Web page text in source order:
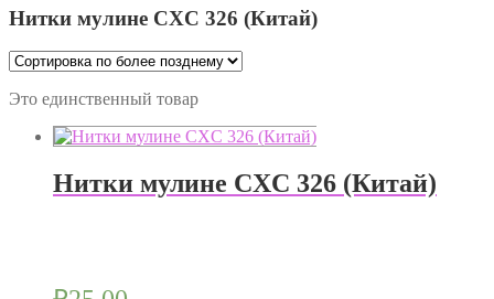
Нитки мулине CXC 326 (Китай)
Это единственный товар
Нитки мулине CXC 326 (Китай)